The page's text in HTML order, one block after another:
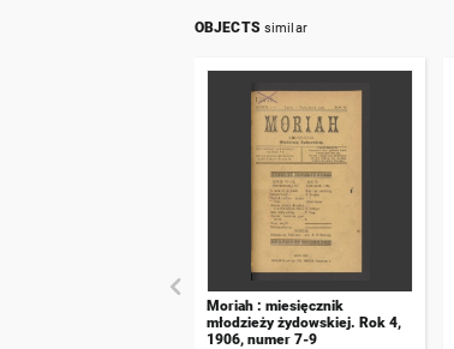
OBJECTS similar
Moriah : miesięcznik
młodzieży żydowskiej. Rok 4,
1906, numer 7-9